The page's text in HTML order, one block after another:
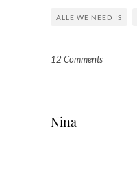
ALLE WE NEED IS
12 Comments
Nina